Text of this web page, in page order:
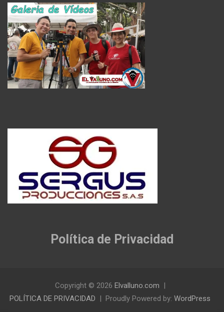
Política de Privacidad
Copyright © 2026 Elvalluno.com
POLÍTICA DE PRIVACIDAD
Proudly Powered by: WordPress